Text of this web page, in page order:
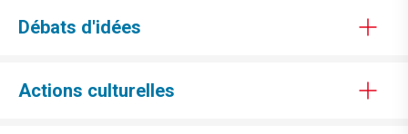
Débats d'idées
Actions culturelles